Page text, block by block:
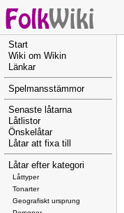
Start
Wiki om Wikin
Länkar
Spelmansstämmor
Senaste låtarna
Låtlistor
Önskelåtar
Låtar att fixa till
Låtar efter kategori
Låttyper
Tonarter
Geografiskt ursprung